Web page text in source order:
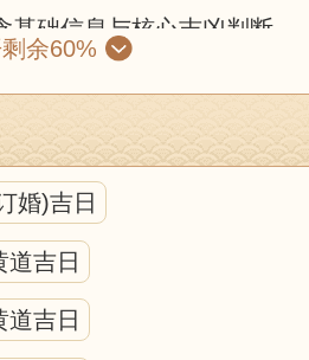
础信息与核心吉凶判断
公历与农历对照、干支纪
属相；核心部分则包括黄
十八星宿和冲煞信息。
日，诸事顺遂；黑道凶
循环值日，各有适配场
。冲煞信息需避开与核
位的冲突。
余60%
婚)吉日
道吉日
吉日